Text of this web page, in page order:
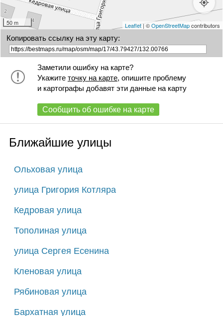
50 m Leaflet| ©OpenStreetMapcontributors
Копировать ссылку на эту карту:
Заметили ошибку на карте?
Укажите точку на карте, опишите проблему
и картографы добавят эти данные на карту
Сообщить об ошибке на карте
Ближайшие улицы
Ольховая улица
улица Григория Котляра
Кедровая улица
Тополиная улица
улица Сергея Есенина
Кленовая улица
Рябиновая улица
Бархатная улица